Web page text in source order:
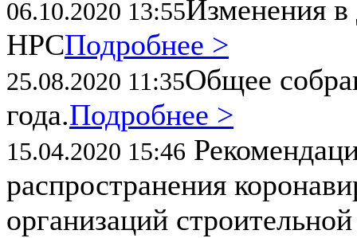
06.10.2020 13:55Изменения в
НРСПодробнее >
25.08.2020 11:35Общее
года.Подробнее >
15.04.2020 15:46
распространения
организаций